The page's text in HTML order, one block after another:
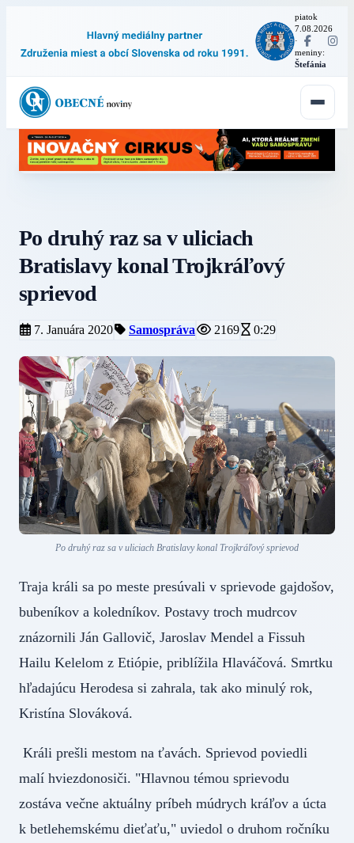
piatok
7.08.2026
·
meniny:
Štefánia
Po druhý raz sa v uliciach
Bratislavy konal Trojkráľový
sprievod
7. Januára 2020 Samospráva 2169 0:29
Po druhý raz sa v uliciach Bratislavy konal Trojkráľový sprievod
Traja králi sa po meste presúvali v sprievode gajdošov,
bubeníkov a koledníkov. Postavy troch mudrcov
znázornili Ján Gallovič, Jaroslav Mendel a Fissuh
Hailu Kelelom z Etiópie, priblížila Hlaváčová. Smrtku
hľadajúcu Herodesa si zahrala, tak ako minulý rok,
Kristína Slováková.
Králi prešli mestom na ťavách. Sprievod poviedli
malí hviezdonosiči. "Hlavnou témou sprievodu
zostáva večne aktuálny príbeh múdrych kráľov a úcta
k betlehemskému dieťaťu," uviedol o druhom ročníku